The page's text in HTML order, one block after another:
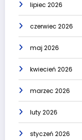
lipiec 2026
czerwiec 2026
maj 2026
kwiecień 2026
marzec 2026
luty 2026
styczeń 2026